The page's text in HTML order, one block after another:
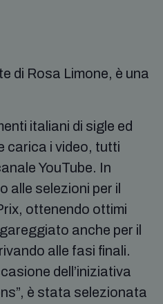
di Rosa Limone, è una
italiani di sigle ed
carica i video, tutti
YouTube. In
alle selezioni per il
ottenendo ottimi
anche per il
alle fasi finali.
dell’iniziativa
è stata selezionata